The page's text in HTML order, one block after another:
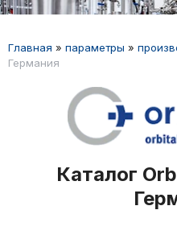
Главная » параметры »
Германия
Каталог